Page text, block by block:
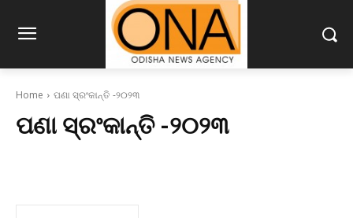
Home ପଣା ସ୍ରଂକାନ୍ତି -୨୦୨୩
ପଣା ସ୍ରଂକାନ୍ତି -୨୦୨୩